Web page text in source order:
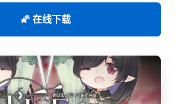
🌠 在线下载